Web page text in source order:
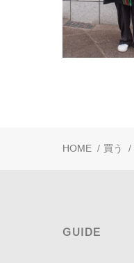
HOME / 買う /
GUIDE